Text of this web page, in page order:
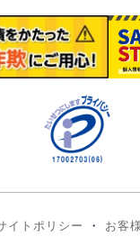
イトポリシー お客